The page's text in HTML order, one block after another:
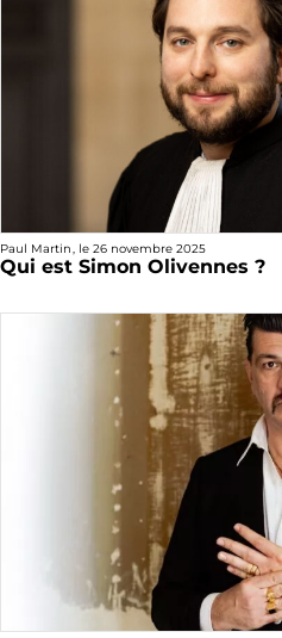
Paul Martin, le 26 novembre 2025
Qui est Simon Olivennes ?